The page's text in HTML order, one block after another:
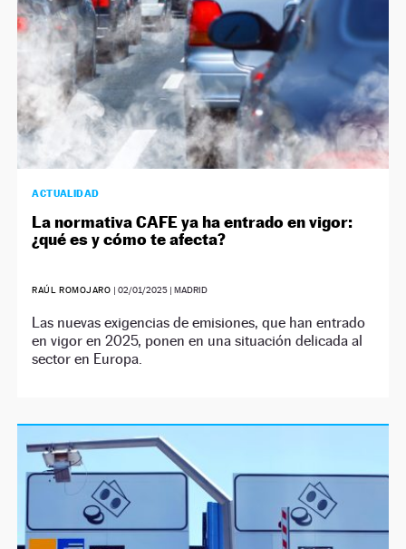
ACTUALIDAD
La normativa CAFE ya ha entrado en vigor:
¿qué es y cómo te afecta?
RAÚL ROMOJARO | 02/01/2025| MADRID
Las nuevas exigencias de emisiones, que han entrado
en vigor en 2025, ponen en una situación delicada al
sector en Europa.